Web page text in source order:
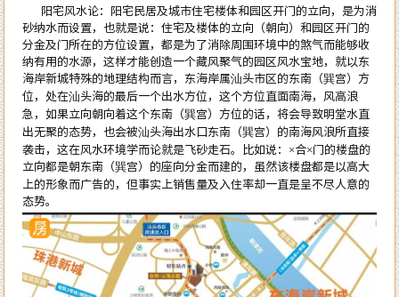
阳宅风水论：阳宅民居及城市住宅楼体和园区开门的立向，是为消
砂纳水而设置，也就是说：住宅及楼体的立向（朝向）和园区开门的
分金及门所在的方位设置，都是为了消除周围环境中的煞气而能够收
纳有用的水源，这样才能创造一个藏风聚气的园区风水宝地，就以东
海岸新城特殊的地理结构而言，东海岸属汕头市区的东南（巽宫）方
位，处在汕头海的最后一个出水方位，这个方位直面南海，风高浪
急，如果立向朝向着这个东南（巽宫）方位的话，将会导致明堂水直
出无聚的态势，也会被汕头海出水口东南（巽宫）的南海风浪所直接
袭击，这在风水环境学而论就是飞砂走石。比如说：×合×门的楼盘的
立向都是朝东南（巽宫）的座向分金而建的，虽然该楼盘都是以高大
上的形象而广告的，但事实上销售量及入住率却一直是呈不尽人意的
态势。